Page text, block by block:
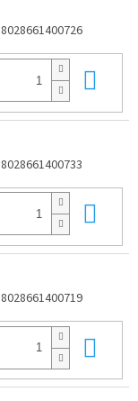
8028661400726
8028661400733
8028661400719